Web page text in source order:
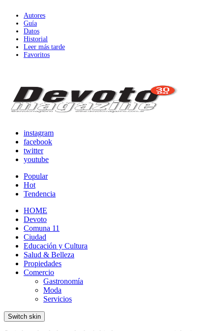
Autores
Guía
Datos
Historial
Leer más tarde
Favoritos
instagram
facebook
twitter
youtube
Popular
Hot
Tendencia
HOME
Devoto
Comuna 11
Ciudad
Educación y Cultura
Salud & Belleza
Propiedades
Comercio
Gastronomía
Moda
Servicios
Switch skin